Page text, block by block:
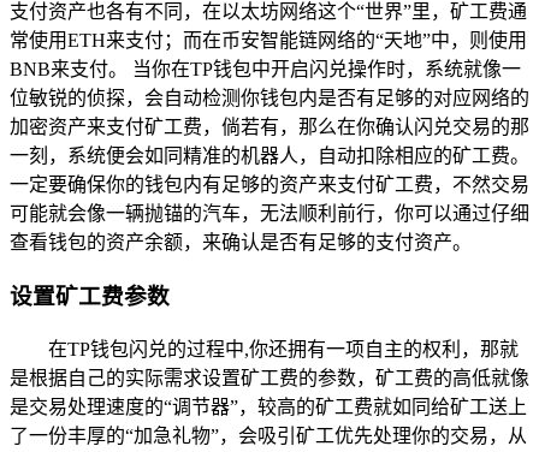
支付资产也各有不同，在以太坊网络这个“世界”里，矿工费通
常使用ETH来支付；而在币安智能链网络的“天地”中，则使用
BNB来支付。 当你在TP钱包中开启闪兑操作时，系统就像一
位敏锐的侦探，会自动检测你钱包内是否有足够的对应网络的
加密资产来支付矿工费，倘若有，那么在你确认闪兑交易的那
一刻，系统便会如同精准的机器人，自动扣除相应的矿工费。
一定要确保你的钱包内有足够的资产来支付矿工费，不然交易
可能就会像一辆抛锚的汽车，无法顺利前行，你可以通过仔细
查看钱包的资产余额，来确认是否有足够的支付资产。
设置矿工费参数
在TP钱包闪兑的过程中,你还拥有一项自主的权利，那就
是根据自己的实际需求设置矿工费的参数，矿工费的高低就像
是交易处理速度的“调节器”，较高的矿工费就如同给矿工送上
了一份丰厚的“加急礼物”，会吸引矿工优先处理你的交易，从